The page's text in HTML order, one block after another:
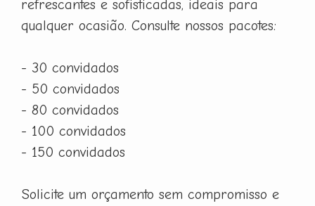
refrescantes e sofisticadas, ideais para
qualquer ocasião. Consulte nossos pacotes:
- 30 convidados
- 50 convidados
- 80 convidados
- 100 convidados
- 150 convidados
Solicite um orçamento sem compromisso e